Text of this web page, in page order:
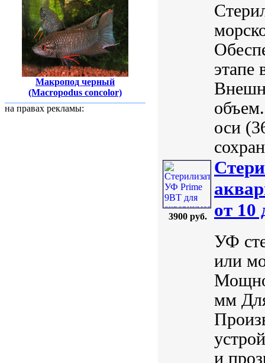
Макропод черный
(Macropodus concolor)
на правах рекламы:
этапе
оси
3900 руб.
от 10
УФ
или
мм
и